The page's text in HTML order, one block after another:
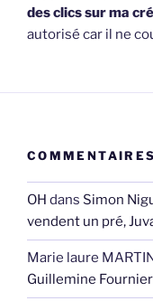
des clics sur ma
autorisé car il ne
OH dans Simon
vendent un pré,
Marie laure
Guillemine